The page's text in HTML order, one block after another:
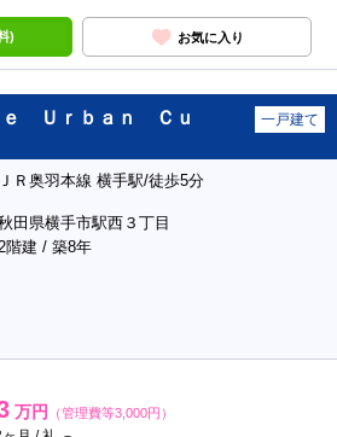
) お気に入り
ｅ Ｕｒｂａｎ Ｃｕ
一戸建て
ＪＲ奥羽本線 横手駅/徒歩5分
田県横手市駅西３丁目
階建 / 築8年
万円 （管理費等3,000円）